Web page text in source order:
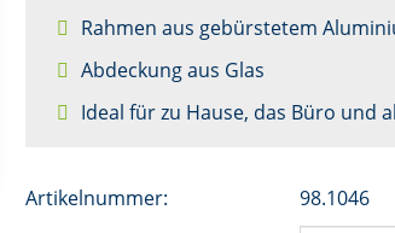
Rahmen aus gebürstetem
Abdeckung aus Glas
Ideal für zu Hause, das Büro und
Artikelnummer:
98.1046